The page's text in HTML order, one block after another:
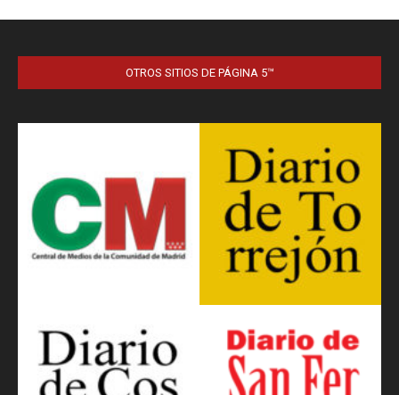
OTROS SITIOS DE PÁGINA 5™